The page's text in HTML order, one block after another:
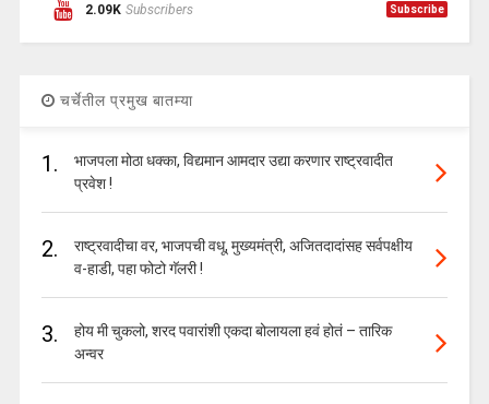
2.09K Subscribers Subscribe
चर्चेतील प्रमुख बातम्या
1.
भाजपला मोठा धक्का, विद्यमान आमदार उद्या करणार राष्ट्रवादीत
प्रवेश !
2.
राष्ट्रवादीचा वर, भाजपची वधू, मुख्यमंत्री, अजितदादांसह सर्वपक्षीय
व-हाडी, पहा फोटो गॅलरी !
3.
होय मी चुकलो, शरद पवारांशी एकदा बोलायला हवं होतं – तारिक
अन्वर